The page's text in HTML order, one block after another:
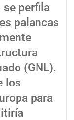
se perfila
palancas
(GNL).
los
para